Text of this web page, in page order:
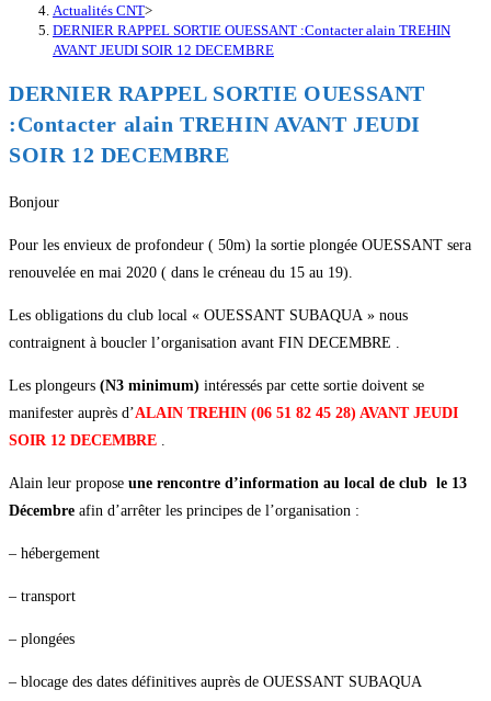
Actualités CNT>
DERNIER RAPPEL SORTIE OUESSANT :Contacter alain TREHIN
AVANT JEUDI SOIR 12 DECEMBRE
DERNIER RAPPEL SORTIE OUESSANT
:Contacter alain TREHIN AVANT JEUDI
SOIR 12 DECEMBRE
Bonjour
Pour les envieux de profondeur ( 50m) la sortie plongée OUESSANT sera
renouvelée en mai 2020 ( dans le créneau du 15 au 19).
Les obligations du club local « OUESSANT SUBAQUA » nous
contraignent à boucler l’organisation avant FIN DECEMBRE .
Les plongeurs (N3 minimum) intéressés par cette sortie doivent se
manifester auprès d’ALAIN TREHIN (06 51 82 45 28) AVANT JEUDI
SOIR 12 DECEMBRE .
Alain leur propose une rencontre d’information au local de club le 13
Décembre afin d’arrêter les principes de l’organisation :
– hébergement
– transport
– plongées
– blocage des dates définitives auprès de OUESSANT SUBAQUA